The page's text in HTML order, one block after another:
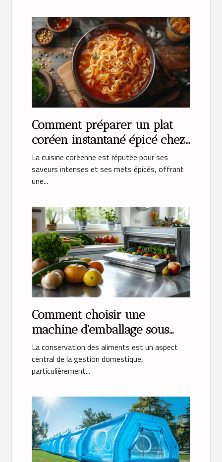
Comment préparer un plat
coréen instantané épicé chez
soi
La cuisine coréenne est réputée pour ses
saveurs intenses et ses mets épicés, offrant
une...
Comment choisir une
machine d'emballage sous
vide idéale pour la maison
La conservation des aliments est un aspect
central de la gestion domestique,
particulièrement...